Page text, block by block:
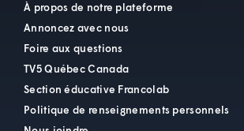
À propos de notre plateforme
Annoncez avec nous
Foire aux questions
TV5 Québec Canada
Section éducative Francolab
Politique de renseignements personnels